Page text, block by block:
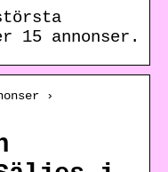
15 annonser.
›